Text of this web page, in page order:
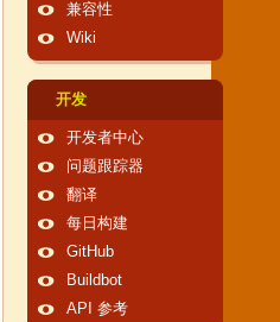
兼容性
Wiki
开发
开发者中心
问题跟踪器
翻译
每日构建
GitHub
Buildbot
API 参考